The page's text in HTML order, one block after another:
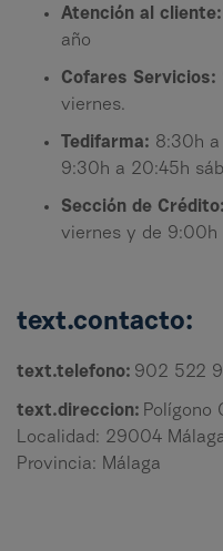
Atención al cliente:
año
Cofares Servicios:
viernes.
Tedifarma: 8:30h a
9:30h a 20:45h
Sección de Crédito:
viernes y de 9:00h
text.contacto:
text.telefono: 902 522
text.direccion: Polígono
Localidad: 29004
Provincia: Málaga